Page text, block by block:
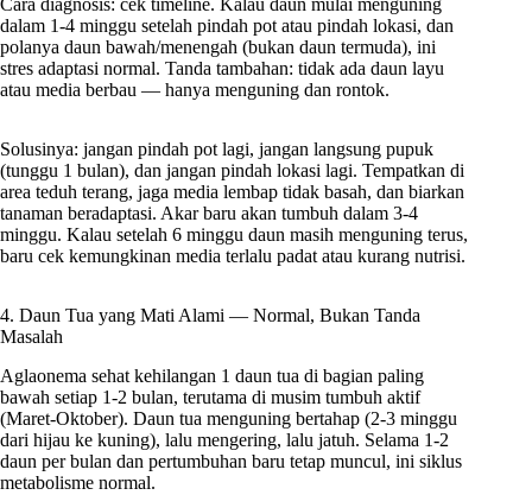
Cara diagnosis: cek timeline. Kalau daun mulai menguning
dalam 1-4 minggu setelah pindah pot atau pindah lokasi, dan
polanya daun bawah/menengah (bukan daun termuda), ini
stres adaptasi normal. Tanda tambahan: tidak ada daun layu
atau media berbau — hanya menguning dan rontok.
Solusinya: jangan pindah pot lagi, jangan langsung pupuk
(tunggu 1 bulan), dan jangan pindah lokasi lagi. Tempatkan di
area teduh terang, jaga media lembap tidak basah, dan biarkan
tanaman beradaptasi. Akar baru akan tumbuh dalam 3-4
minggu. Kalau setelah 6 minggu daun masih menguning terus,
baru cek kemungkinan media terlalu padat atau kurang nutrisi.
4. Daun Tua yang Mati Alami — Normal, Bukan Tanda
Masalah
Aglaonema sehat kehilangan 1 daun tua di bagian paling
bawah setiap 1-2 bulan, terutama di musim tumbuh aktif
(Maret-Oktober). Daun tua menguning bertahap (2-3 minggu
dari hijau ke kuning), lalu mengering, lalu jatuh. Selama 1-2
daun per bulan dan pertumbuhan baru tetap muncul, ini siklus
metabolisme normal.